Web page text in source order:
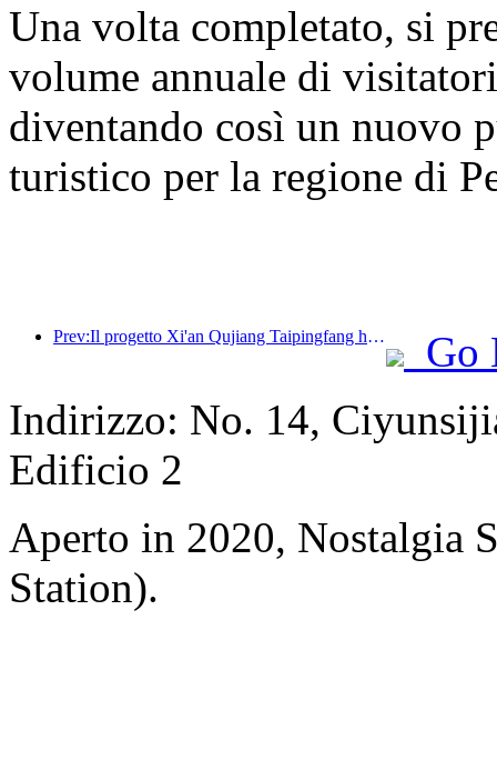
Una volta completato, si
volume annuale di
diventando così un nuovo
turistico per la regione di
Prev:Il progetto Xi'an Qujiang Taipingfang ha ufficialmente preso il via, con un'area edificabile totale di 137.000 metri quadrati.
Go
Indirizzo: No. 14,
Edificio 2
Aperto in 2020, Nostalgia
Station).